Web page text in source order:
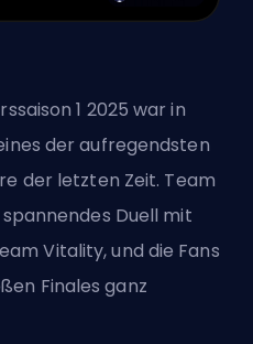
1 2025 war in
der aufregendsten
der letzten Zeit. Team
Duell mit
Vitality, und die Fans
Finales ganz